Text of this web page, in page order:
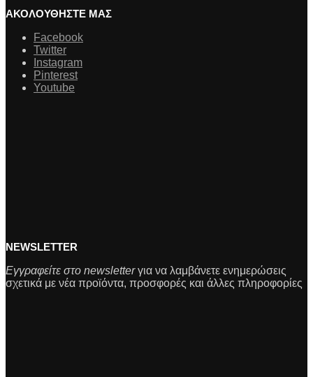
ΑΚΟΛΟΥΘΗΣΤΕ ΜΑΣ
Facebook
Twitter
Instagram
Pinterest
Youtube
NEWSLETTER
Εγγραφείτε στο newsletterγια να λαμβάνετε ενημερώσεις
σχετικά με νέα προϊόντα, προσφορές και άλλες πληροφορίες